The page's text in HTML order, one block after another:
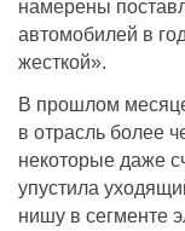
намерены
автомобилей в
жесткой».
В прошлом
в отрасль более
некоторые даже
упустила
нишу в сегменте